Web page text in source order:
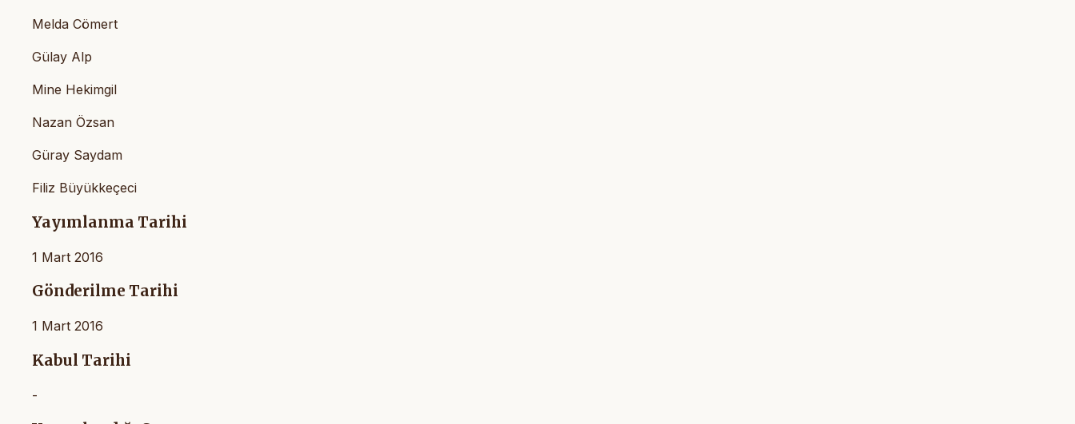
Melda Cömert
Gülay Alp
Mine Hekimgil
Nazan Özsan
Güray Saydam
Filiz Büyükkeçeci
Yayımlanma Tarihi
1 Mart 2016
Gönderilme Tarihi
1 Mart 2016
Kabul Tarihi
-